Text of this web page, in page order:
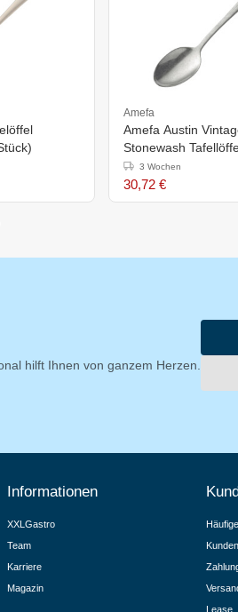
Amefa
Amefa Austin
Stonewash
(Box 12)
3 Wochen
30,72 €
hilft Ihnen von ganzem Herzen.
Informationen
XXLGastro
Team
Karriere
Magazin
Lease